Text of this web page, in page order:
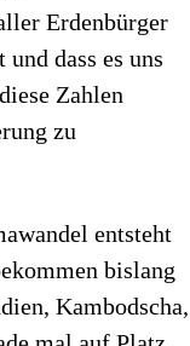
Erdenbürger
dass es uns
Zahlen
zu
entsteht
bislang
Kambodscha,